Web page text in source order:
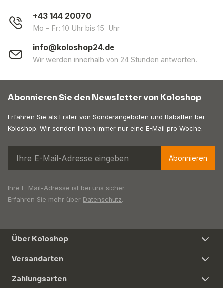
+43 144 20070
Mo - Fr: 10 Uhr bis 15 Uhr
info@koloshop24.de
Wir werden innerhalb von 24 Stunden antworten.
Abonnieren Sie den Newsletter von Koloshop
Erfahren Sie als Erster von Sonderangeboten und Rabatten bei
Koloshop. Wir senden Ihnen immer nur eine E-Mail pro Woche.
Abonnieren
Ihre E-Mail-Adresse ist bei uns sicher.
Erfahren Sie mehr über Datenschutz.
Über Koloshop
Versandarten
Zahlungsarten